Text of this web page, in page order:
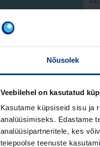
Nõusolek
Veebilehel on kasutatud
Kasutame küpsiseid sisu ja
analüüsimiseks. Edastame
analüüsipartneritele, kes
teiepoolse teenuste
50
ei